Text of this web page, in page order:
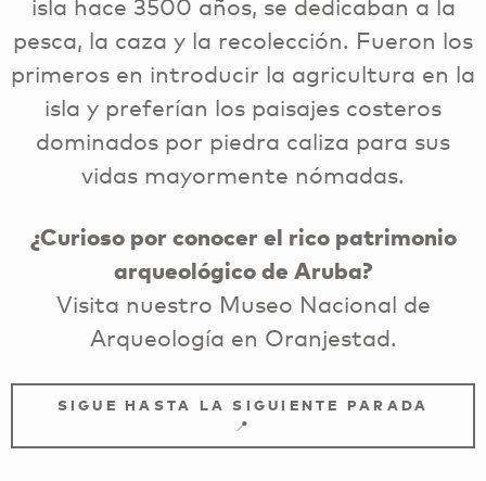
isla hace 3500 años, se dedicaban a la
pesca, la caza y la recolección. Fueron los
primeros en introducir la agricultura en la
isla y preferían los paisajes costeros
dominados por piedra caliza para sus
vidas mayormente nómadas.
¿Curioso por conocer el rico patrimonio
arqueológico de Aruba?
Visita nuestro Museo Nacional de
Arqueología en Oranjestad.
SIGUE HASTA LA SIGUIENTE PARADA
📍